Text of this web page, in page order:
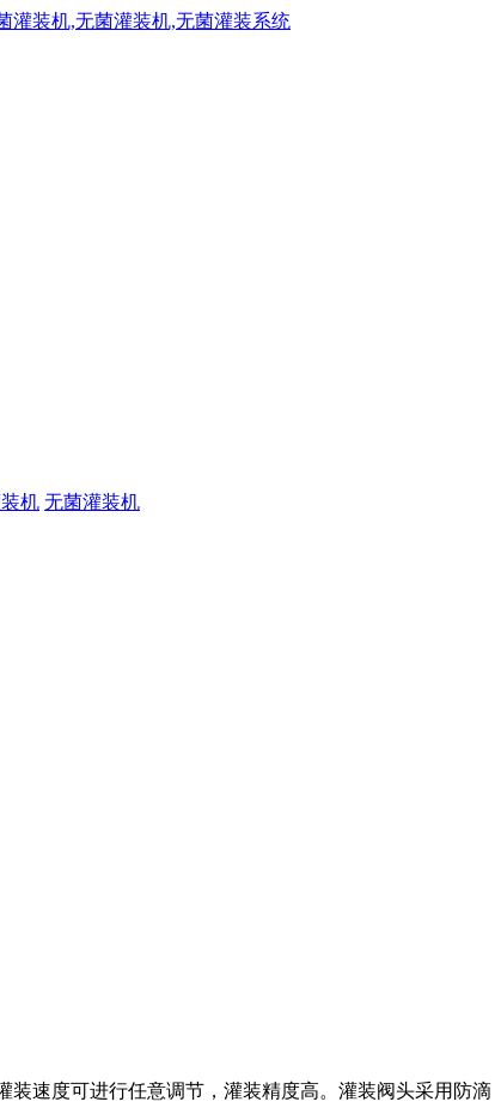
机 无菌灌装机
速度可进行任意调节，灌装精度高。灌装阀头采用防滴